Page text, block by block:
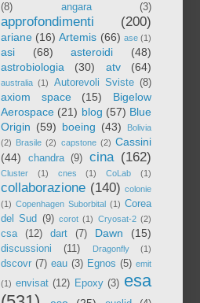
(8)
angara (3)
approfondimenti (200)
ariane (16) Artemis (66) ase (1)
asi (68) asteroidi
(48)
astrobiologia
(30) atv (64)
australia (1) Autorevoli Sviste (8)
axiom space (15)
Bigelow
Aerospace (21) blog (57) Blue
Origin (59) boeing (43)
Bolivia
(2) Brasile (2) capstone (2) Cassini
(44)
chandra (9) cina (162)
Cluster (1) cnes (1) CoLab (1)
collaborazione (140) colonie
(1) Copenhagen Suborbital (1) Corea
del Sud (9) corot (1) Cryosat-2 (2)
csa (12) dart (7) Dawn (15)
discussioni (11) Dragonfly (1)
dscovr (7) eau (3) Egnos (5) emit
(1) envisat (12) Epoxy (3) esa